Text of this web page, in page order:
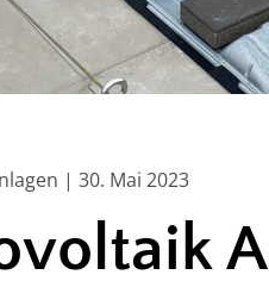
| 30. Mai 2023